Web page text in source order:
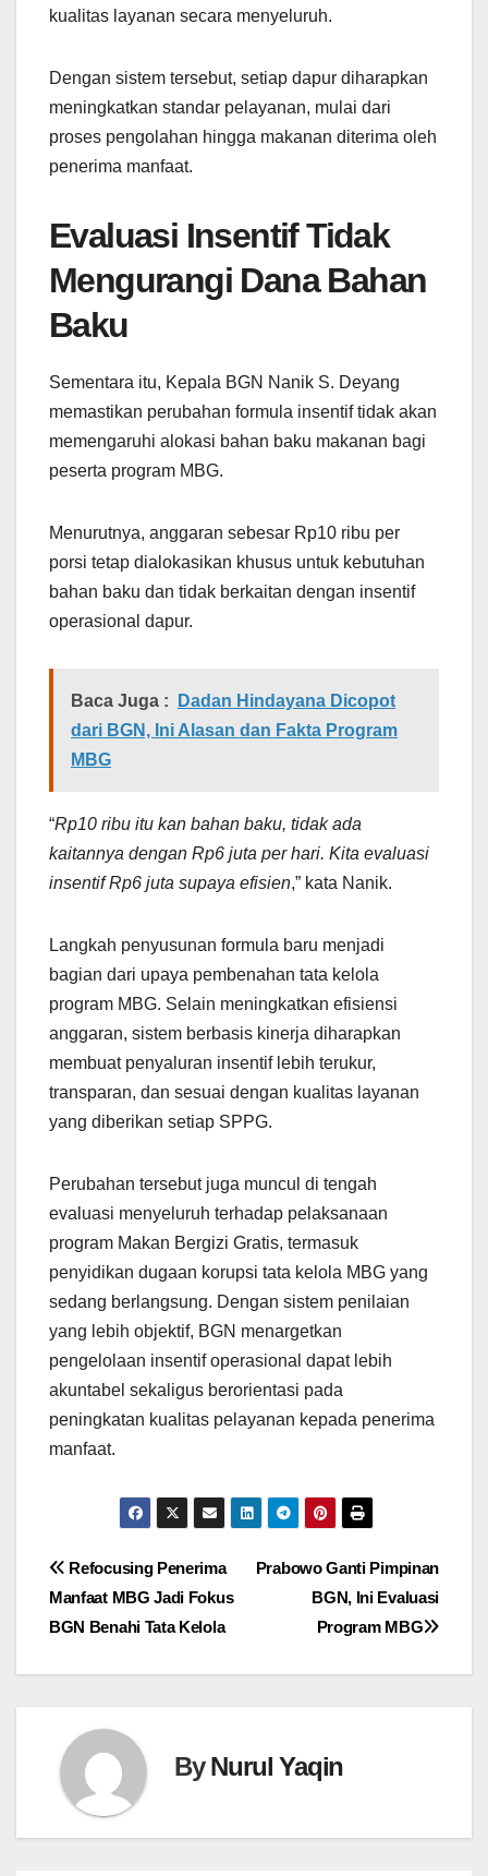
kualitas layanan secara menyeluruh.
Dengan sistem tersebut, setiap dapur diharapkan
meningkatkan standar pelayanan, mulai dari
proses pengolahan hingga makanan diterima oleh
penerima manfaat.
Evaluasi Insentif Tidak
Mengurangi Dana Bahan
Baku
Sementara itu, Kepala BGN Nanik S. Deyang
memastikan perubahan formula insentif tidak akan
memengaruhi alokasi bahan baku makanan bagi
peserta program MBG.
Menurutnya, anggaran sebesar Rp10 ribu per
porsi tetap dialokasikan khusus untuk kebutuhan
bahan baku dan tidak berkaitan dengan insentif
operasional dapur.
Baca Juga :
Dadan Hindayana Dicopot
dari BGN, Ini Alasan dan Fakta Program
MBG
“Rp10 ribu itu kan bahan baku, tidak ada
kaitannya dengan Rp6 juta per hari. Kita evaluasi
insentif Rp6 juta supaya efisien,” kata Nanik.
Langkah penyusunan formula baru menjadi
bagian dari upaya pembenahan tata kelola
program MBG. Selain meningkatkan efisiensi
anggaran, sistem berbasis kinerja diharapkan
membuat penyaluran insentif lebih terukur,
transparan, dan sesuai dengan kualitas layanan
yang diberikan setiap SPPG.
Perubahan tersebut juga muncul di tengah
evaluasi menyeluruh terhadap pelaksanaan
program Makan Bergizi Gratis, termasuk
penyidikan dugaan korupsi tata kelola MBG yang
sedang berlangsung. Dengan sistem penilaian
yang lebih objektif, BGN menargetkan
pengelolaan insentif operasional dapat lebih
akuntabel sekaligus berorientasi pada
peningkatan kualitas pelayanan kepada penerima
manfaat.
Navigasi
pos
Prabowo Ganti Pimpinan
BGN, Ini Evaluasi
Program MBG
Refocusing Penerima
Manfaat MBG Jadi Fokus
BGN Benahi Tata Kelola
ByNurul Yaqin